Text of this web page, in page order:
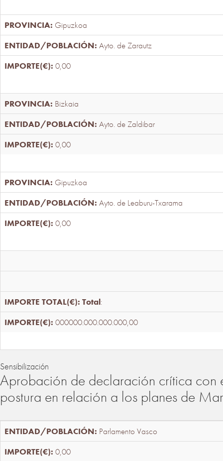
Gipuzkoa
Ayto. de Zarautz
0,00
Bizkaia
Ayto. de Zaldibar
0,00
Gipuzkoa
Ayto. de Leaburu-Txarama
0,00
Total:
000000.000.000.000,00
Sensibilización
Aprobación de declaración crítica con
postura en relación a los planes de
Parlamento Vasco
0,00